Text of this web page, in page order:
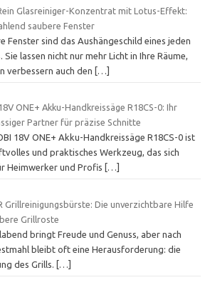
Glasreiniger-Konzentrat mit Lotus-Effekt:
saubere Fenster
Fenster sind das Aushängeschild eines jeden
Sie lassen nicht nur mehr Licht in Ihre Räume,
verbessern auch den
[…]
ONE+ Akku-Handkreissäge R18CS-0: Ihr
Partner für präzise Schnitte
18V ONE+ Akku-Handkreissäge R18CS-0 ist
und praktisches Werkzeug, das sich
Heimwerker und Profis
[…]
Grillreinigungsbürste: Die unverzichtbare Hilfe
Grillroste
bringt Freude und Genuss, aber nach
bleibt oft eine Herausforderung: die
des Grills.
[…]